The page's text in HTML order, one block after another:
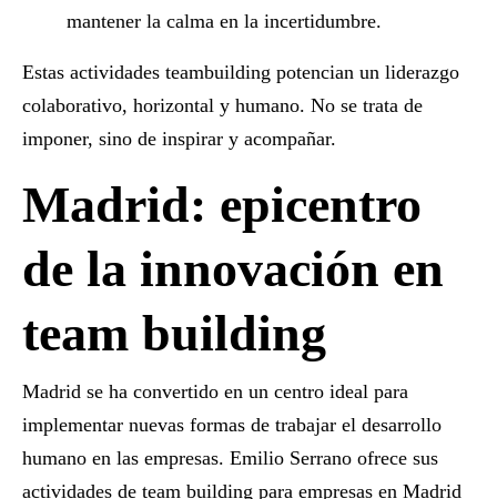
mantener la calma en la incertidumbre.
Estas actividades teambuilding potencian un liderazgo
colaborativo, horizontal y humano. No se trata de
imponer, sino de inspirar y acompañar.
Madrid: epicentro
de la innovación en
team building
Madrid se ha convertido en un centro ideal para
implementar nuevas formas de trabajar el desarrollo
humano en las empresas. Emilio Serrano ofrece sus
actividades de team building para empresas en Madrid